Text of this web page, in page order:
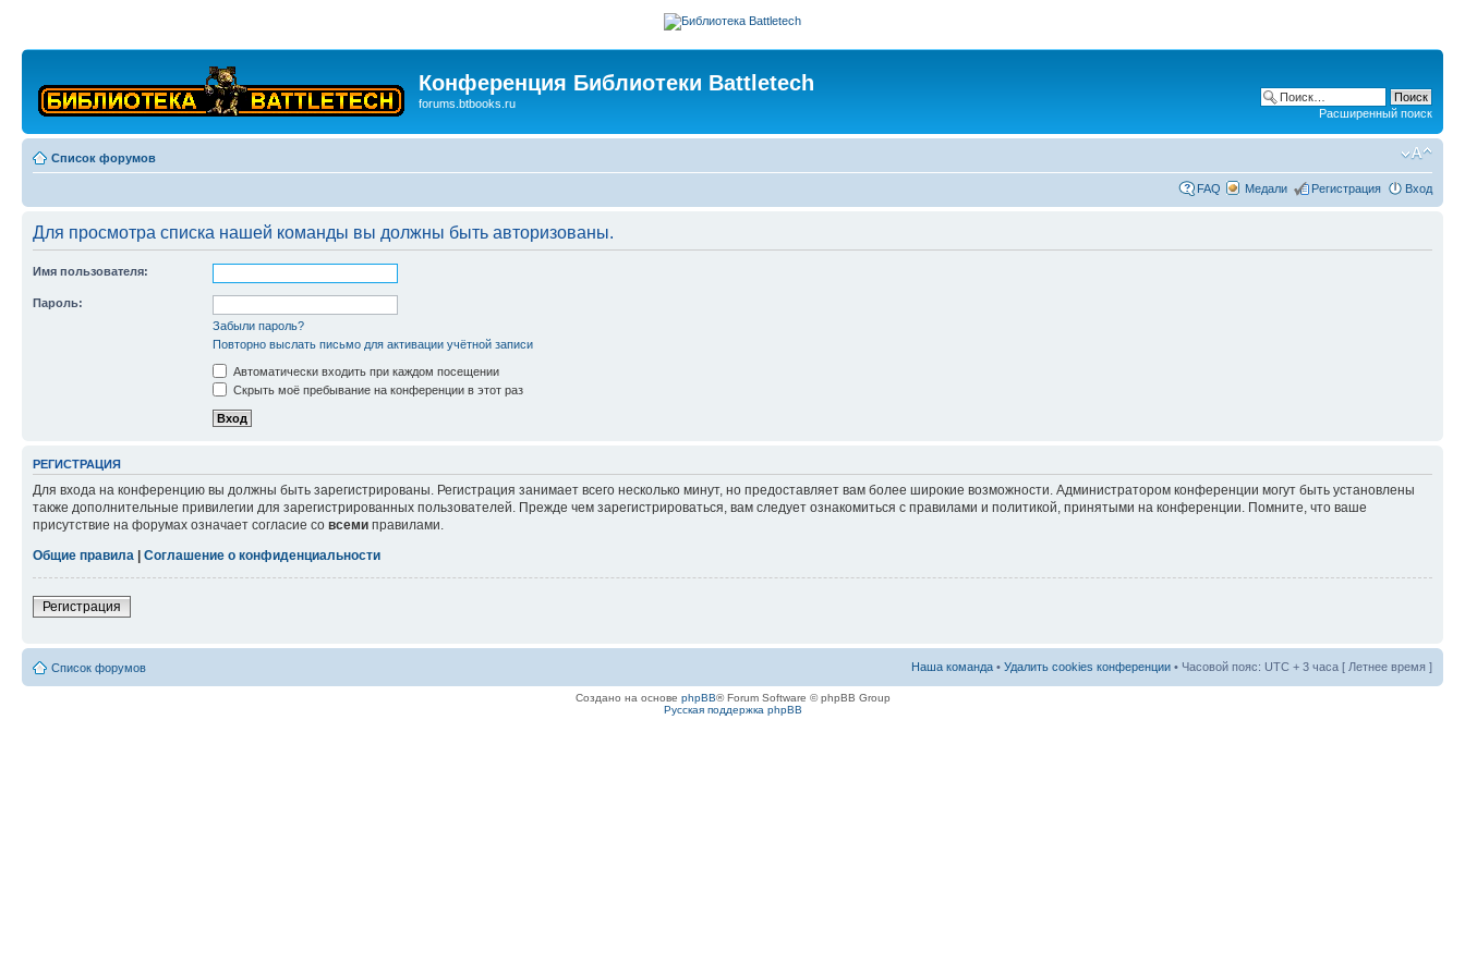
Конференция Библиотеки Battletech
forums.btbooks.ru
Расширенный поиск
Список форумов
FAQ Медали Регистрация Вход
Для просмотра списка нашей команды вы должны быть авторизованы.
Имя пользователя:
Пароль:
Забыли пароль?
Повторно выслать письмо для активации учётной записи
Автоматически входить при каждом посещении
Скрыть моё пребывание на конференции в этот раз
РЕГИСТРАЦИЯ
Для входа на конференцию вы должны быть зарегистрированы. Регистрация занимает всего несколько минут, но предоставляет вам более широкие возможности. Администратором конференции могут быть установлены
также дополнительные привилегии для зарегистрированных пользователей. Прежде чем зарегистрироваться, вам следует ознакомиться с правилами и политикой, принятыми на конференции. Помните, что ваше
присутствие на форумах означает согласие со всеми правилами.
Общие правила | Соглашение о конфиденциальности
Регистрация
Список форумов Наша команда • Удалить cookies конференции • Часовой пояс: UTC + 3 часа [ Летнее время ]
Создано на основе phpBB® Forum Software © phpBB Group
Русская поддержка phpBB